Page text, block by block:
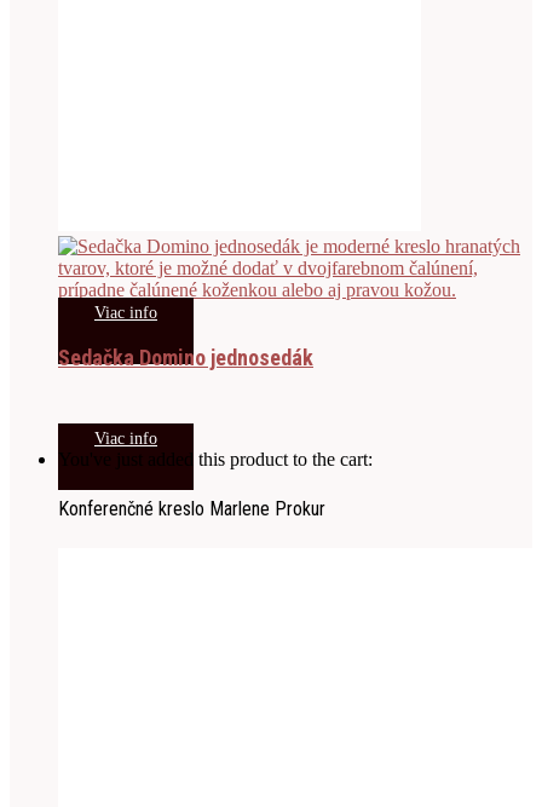
Viac info
Sedačka Domino jednosedák
Viac info
You've just added this product to the cart:
Konferenčné kreslo Marlene Prokur